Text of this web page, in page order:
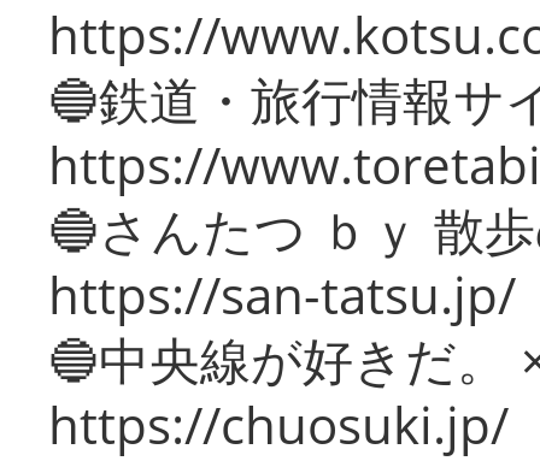
https://
🔵鉄道・旅行情報サ
https://
🔵さんたつ ｂｙ 散
https://san-tatsu.jp/
🔵中央線が好きだ。
https://chuosuki.jp/